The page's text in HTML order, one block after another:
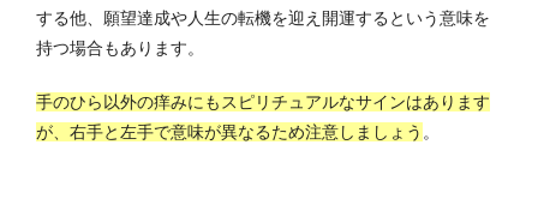
する他、願望達成や人生の転機を迎え開運するという意味を
持つ場合もあります。
手のひら以外の痒みにもスピリチュアルなサインはあります
が、右手と左手で意味が異なるため注意しましょう 。